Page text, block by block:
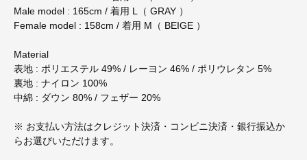
Male model : 165cm / 着用 L（ GRAY ）
Female model : 158cm / 着用 M（ BEIGE ）
Material
表地 : ポリエステル 49% / レーヨン 46% / ポリウレタン 5%
裏地 : ナイロン 100%
中綿 : ダウン 80% / フェザー 20%
※ お支払い方法はクレジット決済・コンビニ決済・銀行振込か
らお選びいただけます。